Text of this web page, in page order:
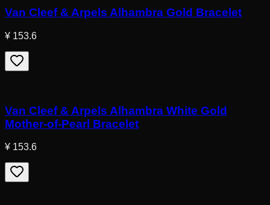
Van Cleef & Arpels Alhambra Gold Bracelet
¥ 153.6
Van Cleef & Arpels Alhambra White Gold
Mother-of-Pearl Bracelet
¥ 153.6